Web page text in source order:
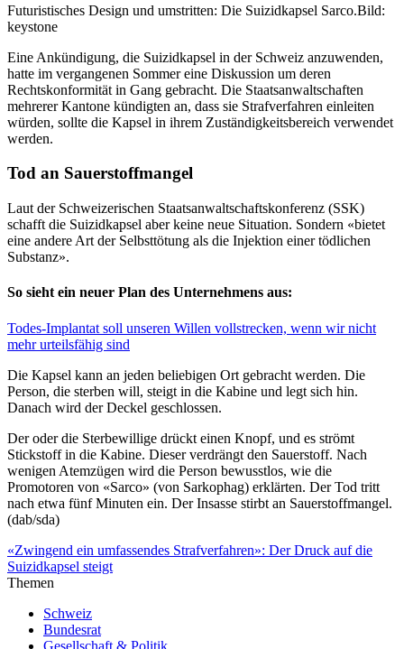
Futuristisches Design und umstritten: Die Suizidkapsel Sarco.Bild:
keystone
Eine Ankündigung, die Suizidkapsel in der Schweiz anzuwenden,
hatte im vergangenen Sommer eine Diskussion um deren
Rechtskonformität in Gang gebracht. Die Staatsanwaltschaften
mehrerer Kantone kündigten an, dass sie Strafverfahren einleiten
würden, sollte die Kapsel in ihrem Zuständigkeitsbereich verwendet
werden.
Tod an Sauerstoffmangel
Laut der Schweizerischen Staatsanwaltschaftskonferenz (SSK)
schafft die Suizidkapsel aber keine neue Situation. Sondern «bietet
eine andere Art der Selbsttötung als die Injektion einer tödlichen
Substanz».
So sieht ein neuer Plan des Unternehmens aus:
Todes-Implantat soll unseren Willen vollstrecken, wenn wir nicht
mehr urteilsfähig sind
Die Kapsel kann an jeden beliebigen Ort gebracht werden. Die
Person, die sterben will, steigt in die Kabine und legt sich hin.
Danach wird der Deckel geschlossen.
Der oder die Sterbewillige drückt einen Knopf, und es strömt
Stickstoff in die Kabine. Dieser verdrängt den Sauerstoff. Nach
wenigen Atemzügen wird die Person bewusstlos, wie die
Promotoren von «Sarco» (von Sarkophag) erklärten. Der Tod tritt
nach etwa fünf Minuten ein. Der Insasse stirbt an Sauerstoffmangel.
(dab/sda)
«Zwingend ein umfassendes Strafverfahren»: Der Druck auf die
Suizidkapsel steigt
Themen
Schweiz
Bundesrat
Gesellschaft & Politik